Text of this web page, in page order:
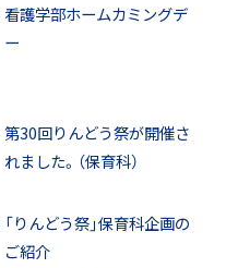
看護学部ホームカミングデ
ー
第30回りんどう祭が開催さ
れました。（保育科）
「りんどう祭」保育科企画の
ご紹介